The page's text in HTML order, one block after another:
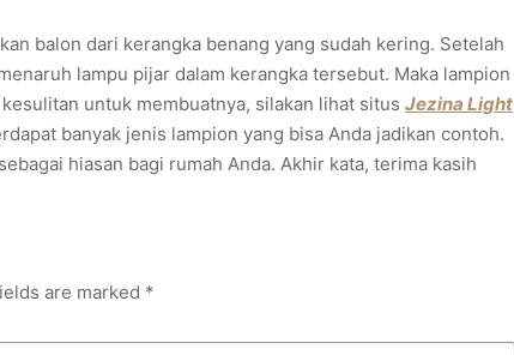
balon dari kerangka benang yang sudah kering. Setelah
lampu pijar dalam kerangka tersebut. Maka lampion
untuk membuatnya, silakan lihat situs Jezina Light
banyak jenis lampion yang bisa Anda jadikan contoh.
hiasan bagi rumah Anda. Akhir kata, terima kasih
are marked *